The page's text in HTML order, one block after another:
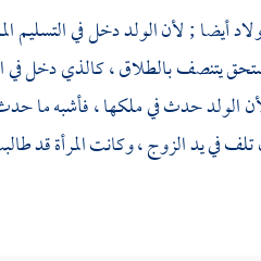
أيضا ; لأن الولد دخل في التسليم
يتنصف بالطلاق ، كالذي دخل في
الولد حدث في ملكها ، فأشبه ما
في يد الزوج ، وكانت المرأة قد